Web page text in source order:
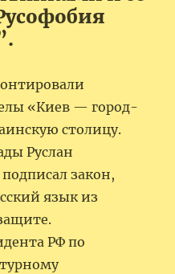
«Киев — город-
столицу.
Руслан
закон,
язык из
РФ по